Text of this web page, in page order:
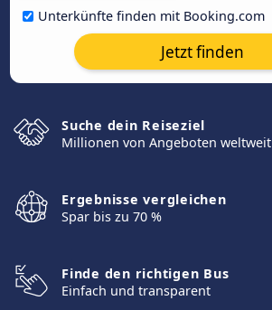
Unterkünfte finden mit Booking.com
Jetzt finden
Suche dein Reiseziel
Millionen von Angeboten weltweit
Ergebnisse vergleichen
Spar bis zu 70 %
Finde den richtigen Bus
Einfach und transparent